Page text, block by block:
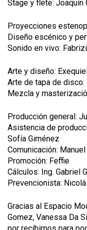
Stage y flete: Joaquín
Proyecciones
Diseño escénico y
Sonido en vivo:
Arte y diseño:
Arte de tapa de
Mezcla y
Producción general:
Asistencia de
Sofía Giménez
Comunicación:
Promoción: Feffie
Cálculos: Ing. Gabriel
Prevencionista:
Gracias al Espacio
Gomez, Vanessa Da